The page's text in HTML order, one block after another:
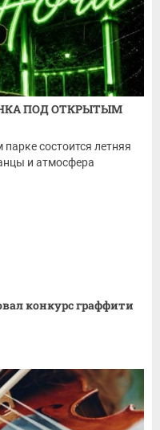
ПОД ОТКРЫТЫМ
состоится летняя
и атмосфера
конкурс граффити